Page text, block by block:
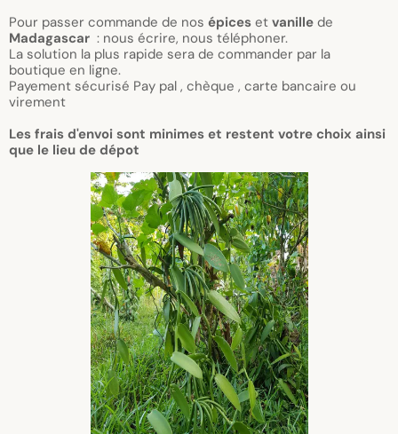
Pour passer commande de nos épices et vanille de
Madagascar : nous écrire, nous téléphoner.
La solution la plus rapide sera de commander par la
boutique en ligne.
Payement sécurisé Pay pal , chèque , carte bancaire ou
virement
Les frais d'envoi sont minimes et restent votre choix ainsi
que le lieu de dépot